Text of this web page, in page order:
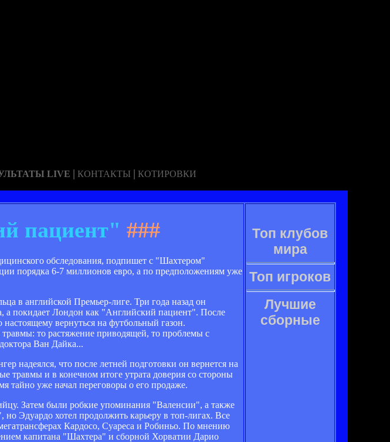
LIVE | КОНТАКТЫ | КОТИРОВКИ
пациент" ###
обследования, подпишет с "Шахтером"
порядка 6-7 миллионов евро, а по предположениям уже
в английской Премьер-лиге. Три года назад он
а покидает Лондон как "Английский пациент". После
настоящему вернуться на футбольный газон.
то растяжение приводящей, то проблемы с
Ван Дайка...
надеялся, что после летней подготовки он вернется на
травмы и в конечном итоге утрата доверия со стороны
тайно уже начал переговоры о его продаже.
Затем были робкие упоминания "Валенсии", а также
Эдуардо хотел продолжить карьеру в топ-лигах. Все
Кардосо, Суареса и Робиньо. По мнению
капитана "Шахтера" и сборной Хорватии Дарио
Топ клубов
мира
Топ игроков
Лучшие
сборные